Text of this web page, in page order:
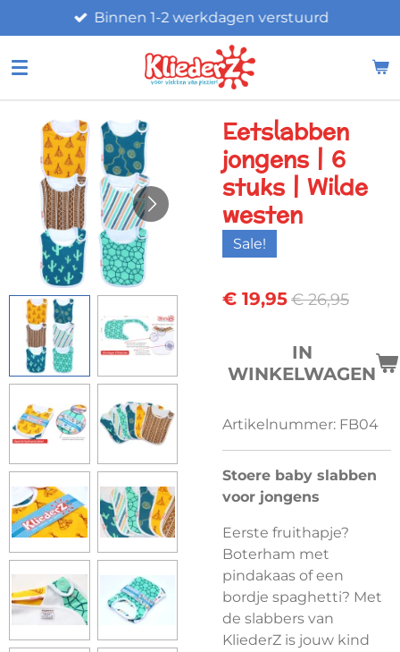
direct
naar
Binnen 1-2 werkdagen verstuurd
Eetslabben
jongens | 6
stuks | Wilde
westen
Sale!
€ 19,95€ 26,95
IN
WINKELWAGEN
Artikelnummer: FB04
Stoere baby slabben
voor jongens
Eerste fruithapje?
Boterham met
pindakaas of een
bordje spaghetti? Met
de slabbers van
KliederZ is jouw kind